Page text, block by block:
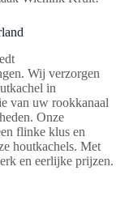
Wij verzorgen
in
van uw rookkanaal
Onze
flinke klus en
houtkachels. Met
en eerlijke prijzen.